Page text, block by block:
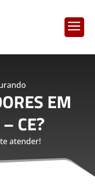
a
EM
CE?
atender!